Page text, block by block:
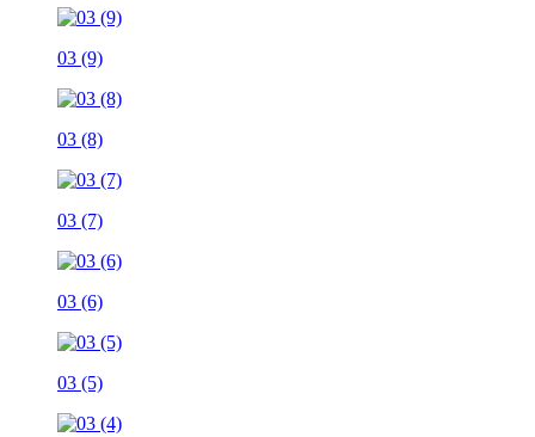
03 (9)
03 (8)
03 (7)
03 (6)
03 (5)